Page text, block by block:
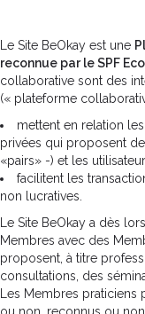
Le Site BeOkay est une
reconnue par le SPF
collaborative sont des
(« plateforme
mettent en relation
privées qui proposent
«pairs» -) et les
facilitent les
non lucratives.
Le Site BeOkay a dès
Membres avec des
proposent, à titre
consultations, des
Les Membres